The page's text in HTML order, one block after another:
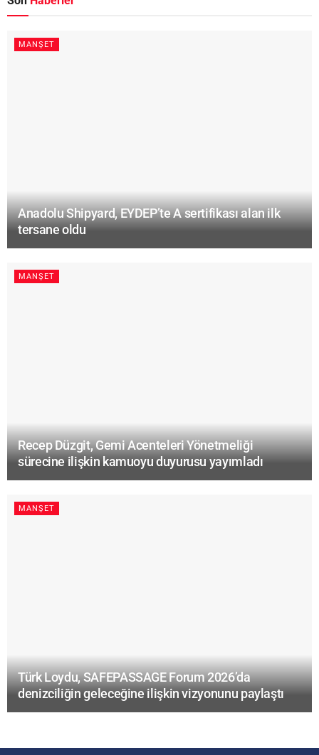
MANŞET
Anadolu Shipyard, EYDEP’te A sertifikası alan ilk
tersane oldu
MANŞET
Recep Düzgit, Gemi Acenteleri Yönetmeliği
sürecine ilişkin kamuoyu duyurusu yayımladı
MANŞET
Türk Loydu, SAFEPASSAGE Forum 2026’da
denizciliğin geleceğine ilişkin vizyonunu paylaştı